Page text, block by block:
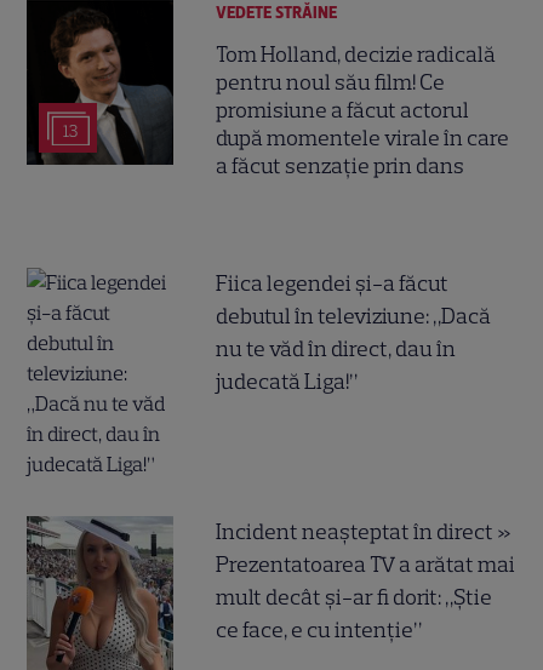
13
VEDETE STRĂINE
Tom Holland, decizie radicală
pentru noul său film! Ce
promisiune a făcut actorul
după momentele virale în care
a făcut senzație prin dans
Fiica legendei și-a făcut
debutul în televiziune: „Dacă
nu te văd în direct, dau în
judecată Liga!”
Incident neașteptat în direct »
Prezentatoarea TV a arătat mai
mult decât și-ar fi dorit: „Știe
ce face, e cu intenție”